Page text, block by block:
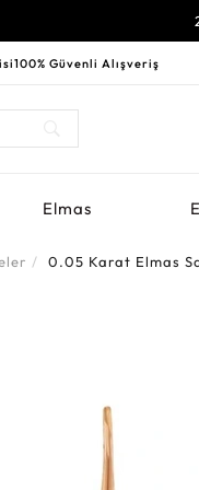
100% Güvenli Alışveriş
Elmas
0.05 Karat Elmas